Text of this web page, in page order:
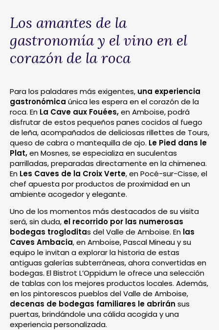
Los amantes de la
gastronomía y el vino en el
corazón de la roca
Para los paladares más exigentes, una experiencia
gastronómica única les espera en el corazón de la
roca. En La Cave aux Fouées,en Amboise, podrá
disfrutar de estos pequeños panes cocidos al fuego
de leña, acompañados de deliciosas rillettes de Tours,
queso de cabra o mantequilla de ajo. Le Pied dans le
Plat,en Mosnes, se especializa en suculentas
parrilladas, preparadas directamente en la chimenea.
En Les Caves de la Croix Verte, en Pocé-sur-Cisse, el
chef apuesta por productos de proximidad en un
ambiente acogedor y elegante.
Uno de los momentos más destacados de su visita
será, sin duda, el recorrido por las numerosas
bodegas trogloditas del Valle de Amboise. En las
Caves Ambacia, en Amboise, Pascal Mineau y su
equipo le invitan a explorar la historia de estas
antiguas galerías subterráneas, ahora convertidas en
bodegas. El Bistrot L’Oppidum le ofrece una selección
de tablas con los mejores productos locales. Además,
en los pintorescos pueblos del Valle de Amboise,
decenas de bodegas familiares le abrirán sus
puertas, brindándole una cálida acogida y una
experiencia personalizada.